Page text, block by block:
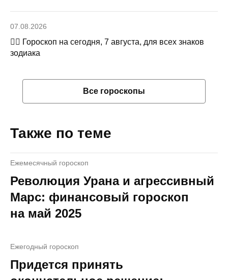
07.08.2026
🧙‍♀ Гороскоп на сегодня, 7 августа, для всех знаков
зодиака
Все гороскопы
Также по теме
Ежемесячный гороскоп
Революция Урана и агрессивный
Марс: финансовый гороскоп
на май 2025
Ежегодный гороскоп
Придется принять